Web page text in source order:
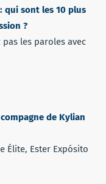
qui sont les 10 plus
?
les paroles avec
de Kylian
Élite, Ester Expósito